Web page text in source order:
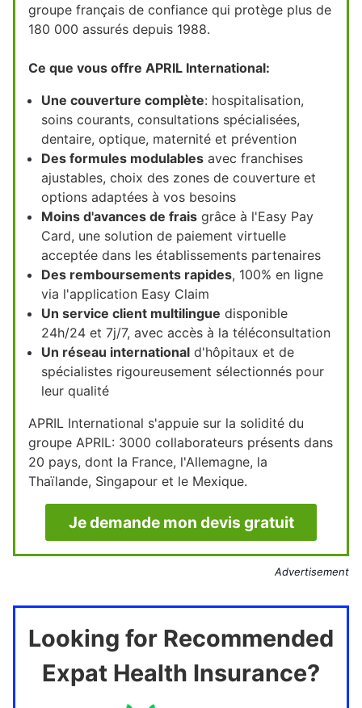
groupe français de confiance qui protège plus de
180 000 assurés depuis 1988.
Ce que vous offre APRIL International:
Une couverture complète: hospitalisation,
soins courants, consultations spécialisées,
dentaire, optique, maternité et prévention
Des formules modulables avec franchises
ajustables, choix des zones de couverture et
options adaptées à vos besoins
Moins d'avances de frais grâce à l'Easy Pay
Card, une solution de paiement virtuelle
acceptée dans les établissements partenaires
Des remboursements rapides, 100% en ligne
via l'application Easy Claim
Un service client multilingue disponible
24h/24 et 7j/7, avec accès à la téléconsultation
Un réseau international d'hôpitaux et de
spécialistes rigoureusement sélectionnés pour
leur qualité
APRIL International s'appuie sur la solidité du
groupe APRIL: 3000 collaborateurs présents dans
20 pays, dont la France, l'Allemagne, la
Thaïlande, Singapour et le Mexique.
Je demande mon devis gratuit
Advertisement
Looking for Recommended
Expat Health Insurance?